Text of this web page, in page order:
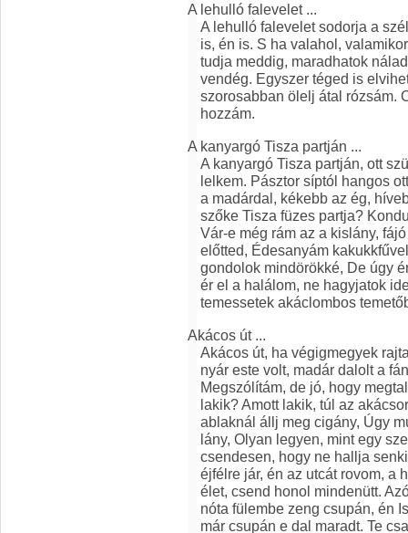
A lehulló falevelet ...
A lehulló falevelet sodorja a
is, én is. S ha valahol,
tudja meddig, maradhatok
vendég. Egyszer téged is
szorosabban ölelj átal rózsám.
hozzám.
A kanyargó Tisza partján ...
A kanyargó Tisza partján, ott
lelkem. Pásztor síptól hangos
a madárdal, kékebb az ég,
szőke Tisza füzes partja?
Vár-e még rám az a kislány,
előtted, Édesanyám
gondolok mindörökké, De úgy
ér el a halálom, ne hagyjatok
temessetek akáclombos
Akácos út ...
Akácos út, ha végigmegyek
nyár este volt, madár dalolt a
Megszólítám, de jó, hogy
lakik? Amott lakik, túl az
ablaknál állj meg cigány, Úgy
lány, Olyan legyen, mint egy
csendesen, hogy ne hallja
éjfélre jár, én az utcát rovom, a
élet, csend honol mindenütt.
nóta fülembe zeng csupán, én
már csupán e dal maradt. Te